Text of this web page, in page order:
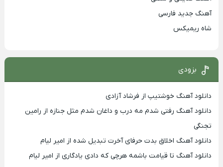
آهنگ جدید فارسی
شاه ریمیکس
بزودی
دانلود آهنگ خوشتیپ از فرشاد آزادی
دانلود آهنگ رفتی شدم مه درب و داغان شدم مثل جنازه از رامین
تجنگی
دانلود آهنگ اخلاق بدت حرفای آخرت تبدیل شده از امیر لیام
دانلود آهنگ تا قیامت باشمه هرچی که دادی یادگاری از امیر لیام